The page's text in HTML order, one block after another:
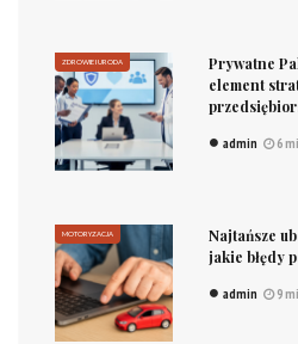
ZDROWIE I URODA
Prywatne
element
admin 6
MOTORYZACJA
Najtańsze
jakie błędy
admin 9